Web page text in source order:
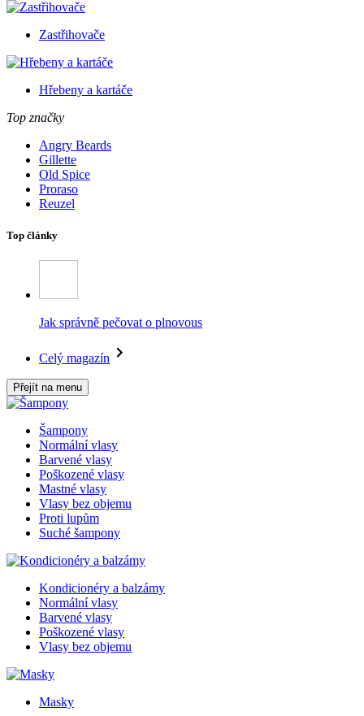
Zastřihovače
Hřebeny a kartáče
Top značky
Angry Beards
Gillette
Old Spice
Proraso
Reuzel
Top články
Jak správně pečovat o plnovous
Celý magazín
Přejít na menu
Šampony
Normální vlasy
Barvené vlasy
Poškozené vlasy
Mastné vlasy
Vlasy bez objemu
Proti lupům
Suché šampony
Kondicionéry a balzámy
Normální vlasy
Barvené vlasy
Poškozené vlasy
Vlasy bez objemu
Masky